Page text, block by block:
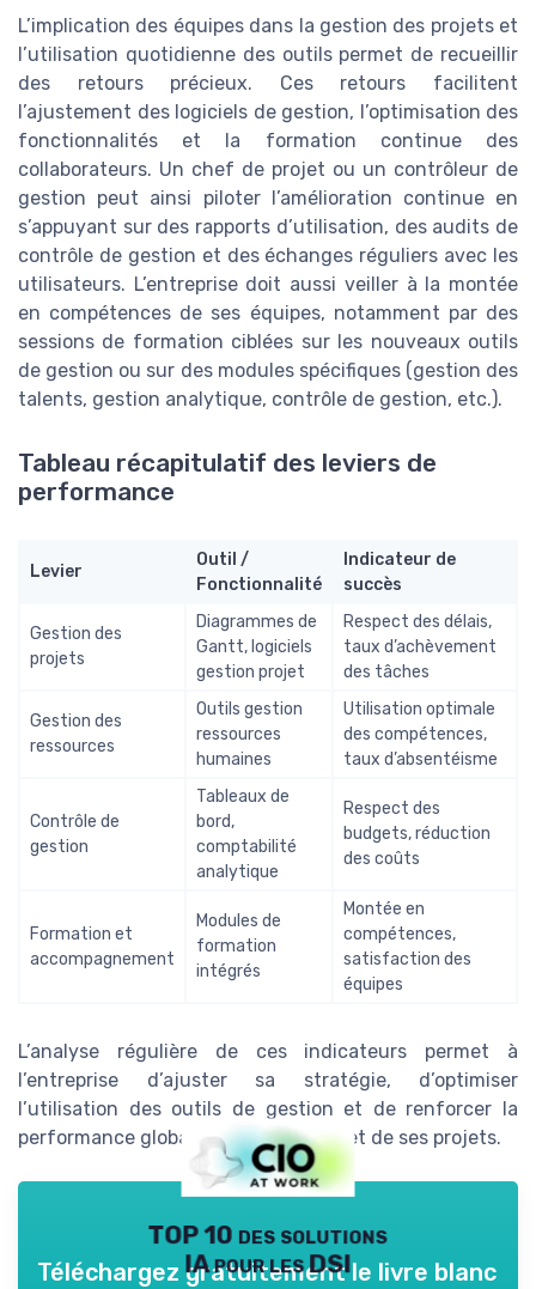
L’implication des équipes dans la gestion des projets et
l’utilisation quotidienne des outils permet de recueillir
des retours précieux. Ces retours facilitent
l’ajustement des logiciels de gestion, l’optimisation des
fonctionnalités et la formation continue des
collaborateurs. Un chef de projet ou un contrôleur de
gestion peut ainsi piloter l’amélioration continue en
s’appuyant sur des rapports d’utilisation, des audits de
contrôle de gestion et des échanges réguliers avec les
utilisateurs. L’entreprise doit aussi veiller à la montée
en compétences de ses équipes, notamment par des
sessions de formation ciblées sur les nouveaux outils
de gestion ou sur des modules spécifiques (gestion des
talents, gestion analytique, contrôle de gestion, etc.).
Tableau récapitulatif des leviers de
performance
Levier
Outil /
Fonctionnalité
Indicateur de
succès
Gestion des
projets
Diagrammes de
Gantt, logiciels
gestion projet
Respect des délais,
taux d’achèvement
des tâches
Gestion des
ressources
Outils gestion
ressources
humaines
Utilisation optimale
des compétences,
taux d’absentéisme
Contrôle de
gestion
Tableaux de
bord,
comptabilité
analytique
Respect des
budgets, réduction
des coûts
Formation et
accompagnement
Modules de
formation
intégrés
Montée en
compétences,
satisfaction des
équipes
L’analyse régulière de ces indicateurs permet à
l’entreprise d’ajuster sa stratégie, d’optimiser
l’utilisation des outils de gestion et de renforcer la
performance globale de ses équipes et de ses projets.
TOP 10 des solutions
IA pour les DSI
Téléchargez gratuitement le livre blanc